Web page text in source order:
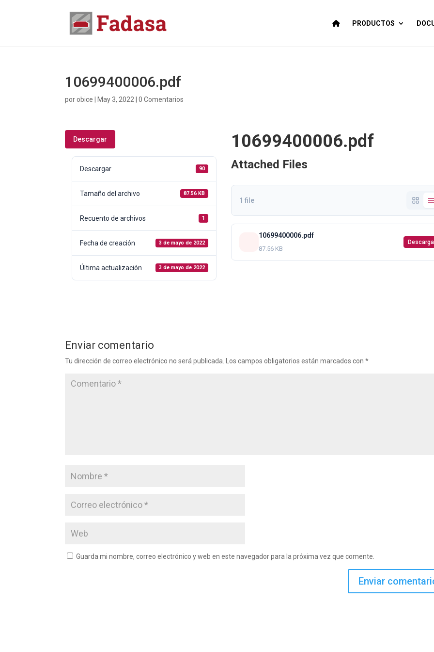
PRODUCTOS
10699400006.pdf
porobice May 3, 2022 |0 Comentarios
Descargar
Descargar 90
Tamaño del archivo 87.56 KB
Recuento de archivos 1
Fecha de creación 3 de mayo de 2022
Última actualización 3 de mayo de 2022
10699400006.pdf
Attached Files
1 file
10699400006.pdf
87.56 KB
Enviar comentario
Tu dirección de correo electrónico no será publicada. Los campos obligatorios están marcados con*
Guarda mi nombre, correo electrónico y web en este navegador para la próxima vez que comente.